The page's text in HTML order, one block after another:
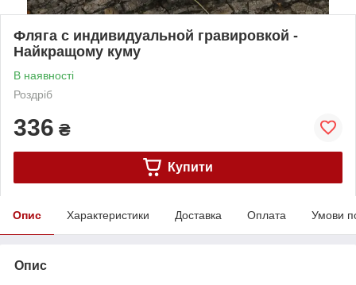
Фляга с индивидуальной гравировкой -
Найкращому куму
В наявності
Роздріб
336 ₴
Купити
Опис Характеристики Доставка Оплата Умови
Опис